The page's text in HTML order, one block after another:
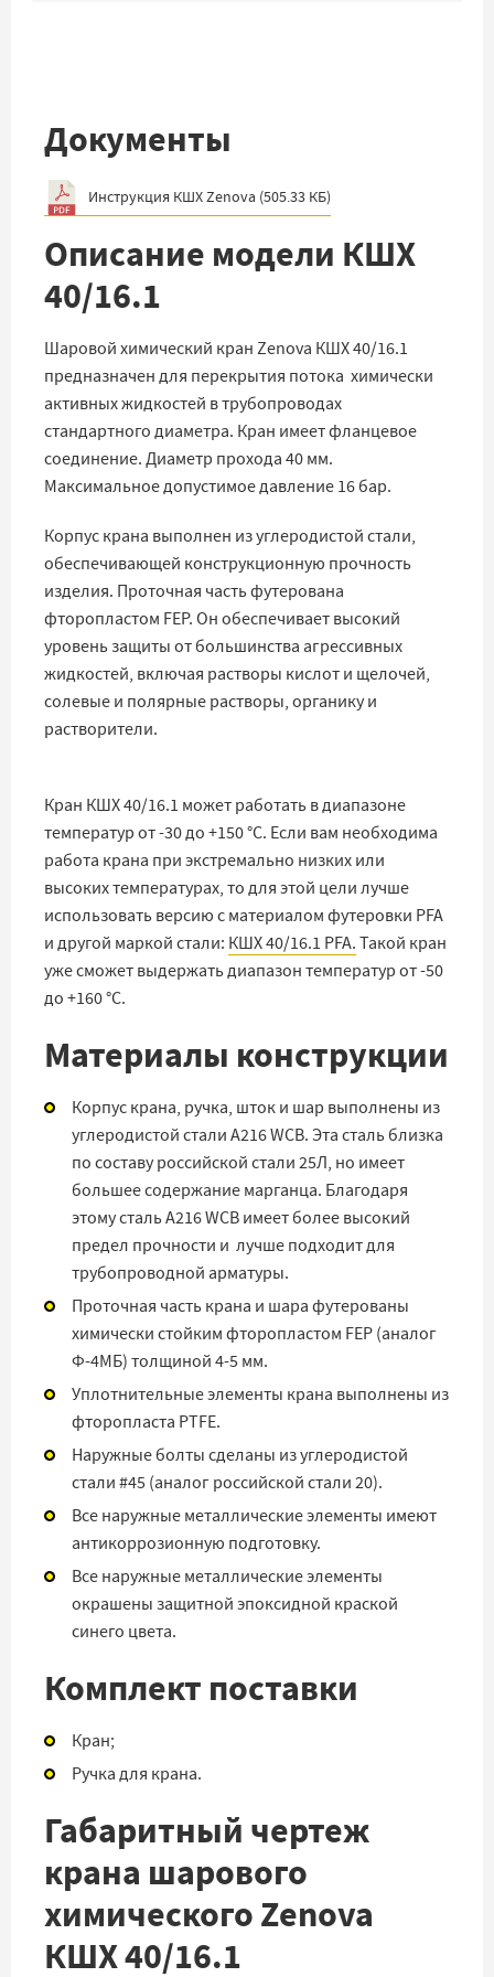
Документы
Инструкция КШХ Zenova (505.33 КБ)
Описание модели КШХ
40/16.1
Шаровой химический кран Zenova КШХ 40/16.1
предназначен для перекрытия потока химически
активных жидкостей в трубопроводах
стандартного диаметра. Кран имеет фланцевое
соединение. Диаметр прохода 40 мм.
Максимальное допустимое давление 16 бар.
Корпус крана выполнен из углеродистой стали,
обеспечивающей конструкционную прочность
изделия. Проточная часть футерована
фторопластом FEP. Он обеспечивает высокий
уровень защиты от большинства агрессивных
жидкостей, включая растворы кислот и щелочей,
солевые и полярные растворы, органику и
растворители.
Кран КШХ 40/16.1 может работать в диапазоне
температур от -30 до +150 °C. Если вам необходима
работа крана при экстремально низких или
высоких температурах, то для этой цели лучше
использовать версию с материалом футеровки PFA
и другой маркой стали: КШХ 40/16.1 PFA. Такой кран
уже сможет выдержать диапазон температур от -50
до +160 °C.
Материалы конструкции
Корпус крана, ручка, шток и шар выполнены из
углеродистой стали A216 WCB. Эта сталь близка
по составу российской стали 25Л, но имеет
большее содержание марганца. Благодаря
этому сталь A216 WCB имеет более высокий
предел прочности и лучше подходит для
трубопроводной арматуры.
Проточная часть крана и шара футерованы
химически стойким фторопластом FEP (аналог
Ф-4МБ) толщиной 4-5 мм.
Уплотнительные элементы крана выполнены из
фторопласта PTFE.
Наружные болты сделаны из углеродистой
стали #45 (аналог российской стали 20).
Все наружные металлические элементы имеют
антикоррозионную подготовку.
Все наружные металлические элементы
окрашены защитной эпоксидной краской
синего цвета.
Комплект поставки
Кран;
Ручка для крана.
Габаритный чертеж
крана шарового
химического Zenova
КШХ 40/16.1